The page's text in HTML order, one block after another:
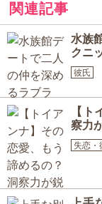
関連記事
水族
クニ
彼氏
【
察力
失恋・